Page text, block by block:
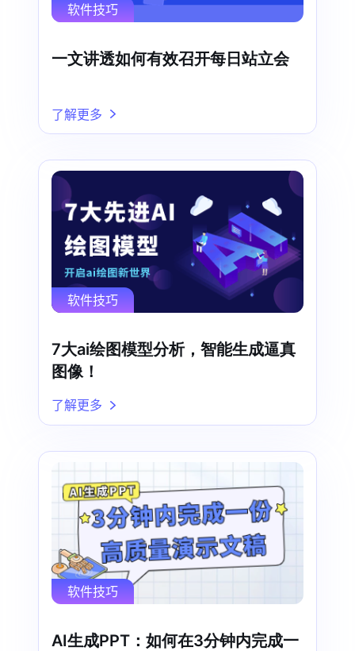
软件技巧
一文讲透如何有效召开每日站立会
了解更多
软件技巧
7大ai绘图模型分析，智能生成逼真
图像！
了解更多
软件技巧
AI生成PPT：如何在3分钟内完成一